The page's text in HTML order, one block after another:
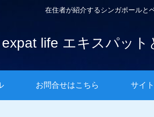
在住者が紹介するシンガポールと
expat life エキスパット
お問合せはこちら サイ